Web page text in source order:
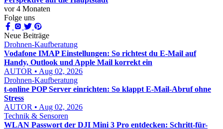
vor 4 Monaten
Folge uns
Neue Beiträge
Drohnen-Kaufberatung
Vodafone IMAP Einstellungen: So richtest du E-Mail auf
Handy, Outlook und Apple Mail korrekt ein
AUTOR • Aug 02, 2026
Drohnen-Kaufberatung
t-online POP Server einrichten: So klappt E-Mail-Abruf ohne
Stress
AUTOR • Aug 02, 2026
Technik & Sensoren
WLAN Passwort der DJI Mini 3 Pro entdecken: Schritt-für-